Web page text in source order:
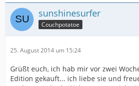
sunshinesurfer
Couchpotatoe
25. August 2014 um 15:24
Grüßt euch, ich hab mir vor zwei
Edition gekauft... ich liebe sie und